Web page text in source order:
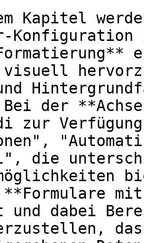
Kapitel
Konfiguration
visuell
Bei der
zur
die
**Formulare
dabei